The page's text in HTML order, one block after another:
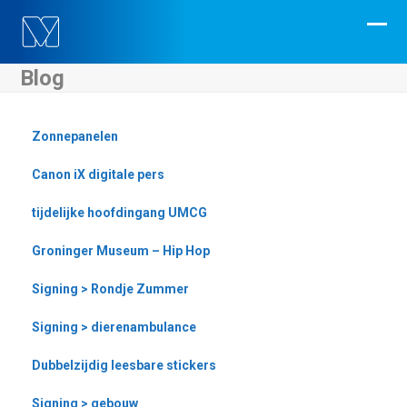
content
Blog
Zonnepanelen
Canon iX digitale pers
tijdelijke hoofdingang UMCG
Groninger Museum – Hip Hop
Signing > Rondje Zummer
Signing > dierenambulance
Dubbelzijdig leesbare stickers
Signing > gebouw